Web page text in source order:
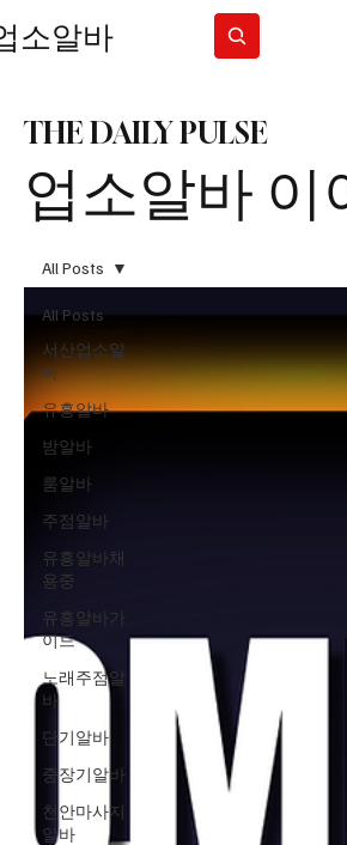
소알바
업소알바 이
THE DAILY PULSE
All Posts
서산업소알
바
유흥알바
밤알바
룸알바
주점알바
유흥알바채
용중
유흥알바가
이드
노래주점알
바
단기알바
중장기알바
천안마사지
알바
All Posts